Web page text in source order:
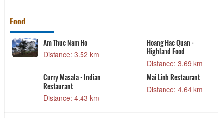
Food
Am Thuc Nam Ho
Distance: 3.52 km
Hoang Hac Quan -
Highland Food
Distance: 3.69 km
Curry Masala - Indian
Restaurant
Distance: 4.43 km
Mai Linh Restaurant
Distance: 4.64 km